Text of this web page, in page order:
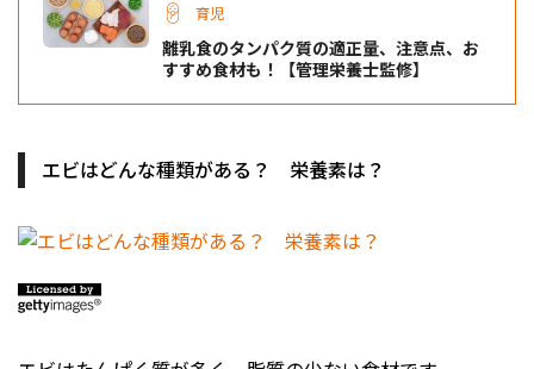
育児
離乳食のタンパク質の適正量、注意点、お
すすめ食材も！【管理栄養士監修】
エビはどんな種類がある？ 栄養素は？